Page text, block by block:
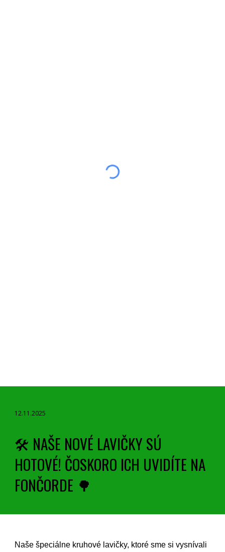
12.11 .2025
🛠️ NAŠE NOVÉ LAVIČKY SÚ
HOTOVÉ! ČOSKORO ICH UVIDÍTE NA
FONČORDE 🌳
Naše špeciálne kruhové lavičky, ktoré sme si vysnívali